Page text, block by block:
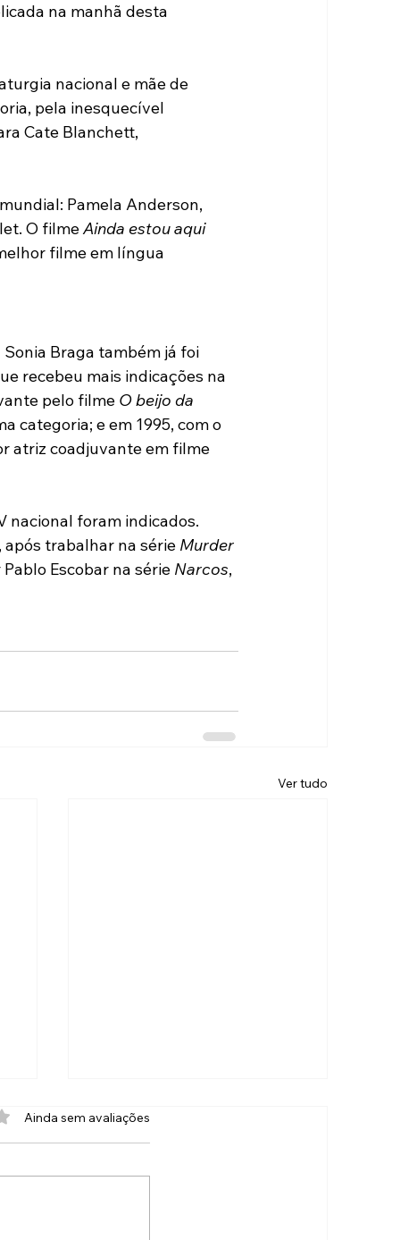
na manhã desta
nacional e mãe de
pela inesquecível
Cate Blanchett,
Pamela Anderson,
O filme Ainda estou aqui
filme em língua
Braga também já foi
recebeu mais indicações na
pelo filme O beijo da
categoria; e em 1995, com o
atriz coadjuvante em filme
nacional foram indicados.
após trabalhar na série Murder
Escobar na série Narcos,
Ver tudo
0 de 5 estrelas.
Ainda sem avaliações